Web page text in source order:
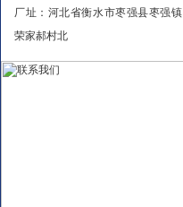
厂址：河北省衡水市枣强县枣强镇
荣家郝村北